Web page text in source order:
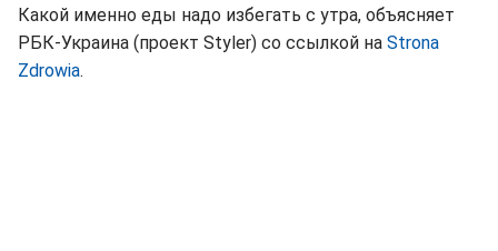
Какой именно еды надо избегать с утра, объясняет
РБК-Украина (проект Styler) со ссылкой на Strona
Zdrowia.